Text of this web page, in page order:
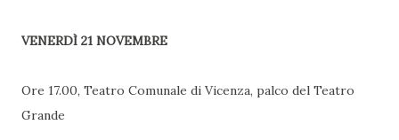
VENERDÌ 21 NOVEMBRE
Ore 17.00, Teatro Comunale di Vicenza, palco del Teatro
Grande